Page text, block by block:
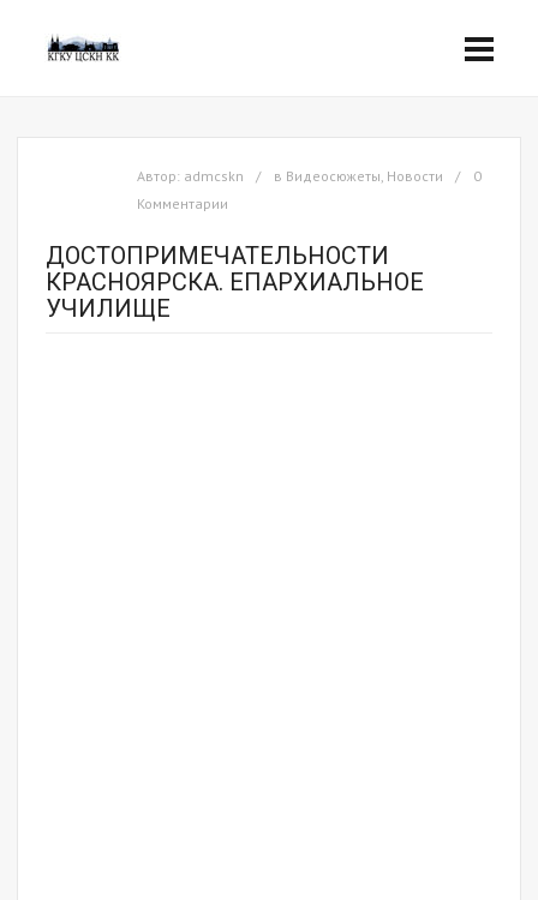
Автор: admcskn в Видеосюжеты, Новости
0
Комментарии
ДОСТОПРИМЕЧАТЕЛЬНОСТИ
КРАСНОЯРСКА. ЕПАРХИАЛЬНОЕ
УЧИЛИЩЕ